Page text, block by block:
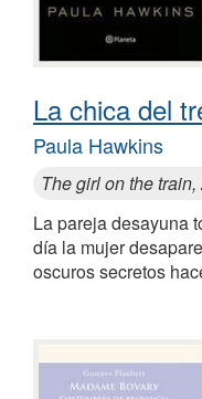
La chica del
Paula Hawkins
The girl on the
La pareja desayuna
día la mujer
oscuros secretos